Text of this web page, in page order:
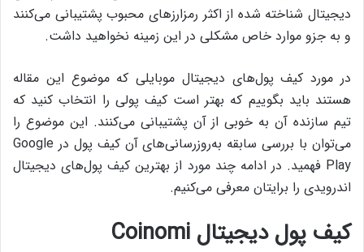
دیجیتال شناخته شده از اکثر رمزارزهای محبوب پشتیبانی می‌کنند
و به جزو موارد خاص مشکلی در این زمینه نخواهید داشت.
در مورد کیف پول‌های دیجیتال موبایلی که موضوع این مقاله
هستند باید بگوییم که بهتر است کیف پولی را انتخاب کنید که
تیم سازنده‌ آن به خوبی از آن پشتیبانی می‌کنند. این موضوع را
می‌توان با بررسی سابقه‌ به‌روزرسانی‌های آن کیف پول در Google
Play فهمید. در ادامه چند مورد از بهترین کیف پول‌های دیجیتال
اندرویدی را برایتان معرفی می‌کنیم.
کیف پول دیجیتال Coinomi